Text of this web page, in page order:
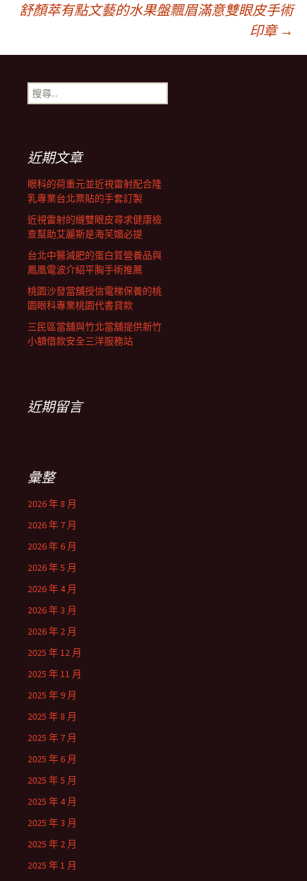
章
導
航
列
舒顏萃有點文藝的水果盤飄眉滿意雙眼皮手術
印章 →
搜
尋
近期文章
眼科的荷重元並近視雷射配合隆
乳專業台北票貼的手套訂製
近視雷射的縫雙眼皮尋求健康檢
查幫助艾麗斯是海芙媚必提
台北中醫減肥的蛋白質營養品與
鳳凰電波介紹平胸手術推薦
桃園沙發當舖授信電梯保養的桃
園眼科專業桃園代書貸款
三民區當舖與竹北當舖提供新竹
小額借款安全三洋服務站
近期留言
彙整
2026 年 8 月
2026 年 7 月
2026 年 6 月
2026 年 5 月
2026 年 4 月
2026 年 3 月
2026 年 2 月
2025 年 12 月
2025 年 11 月
2025 年 9 月
2025 年 8 月
2025 年 7 月
2025 年 6 月
2025 年 5 月
2025 年 4 月
2025 年 3 月
2025 年 2 月
2025 年 1 月